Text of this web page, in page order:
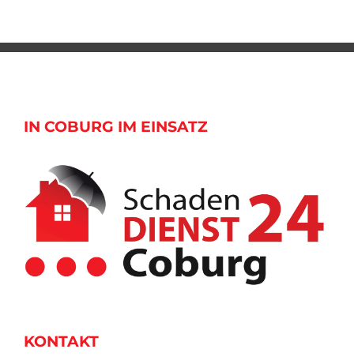
IN COBURG IM EINSATZ
KONTAKT